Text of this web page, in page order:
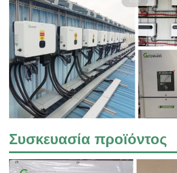
Συσκευασία προϊόντος